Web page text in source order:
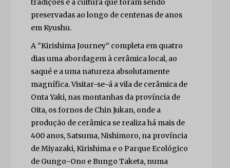
tradições e a cultura que foram sendo
preservadas ao longo de centenas de anos
em Kyushu.
A “Kirishima Journey” completa em quatro
dias uma abordagem à cerâmica local, ao
saqué e a uma natureza absolutamente
magnífica. Visitar-se-á a vila de cerâmica de
Onta Yaki, nas montanhas da província de
Oita, os fornos de Chin Jukan, onde a
produção de cerâmica se realiza há mais de
400 anos, Satsuma, Nishimoro, na província
de Miyazaki, Kirishima e o Parque Ecológico
de Gungo-Ono e Bungo Taketa, numa